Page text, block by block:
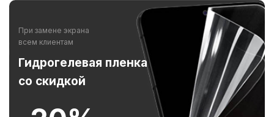
При замене экрана
всем клиентам
Гидрогелевая пленка
со скидкой